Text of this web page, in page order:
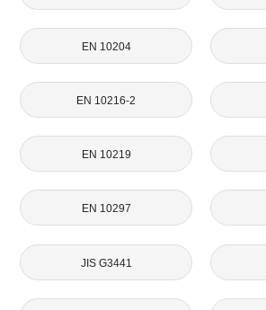
EN 10204
EN 10216-2
EN 10219
EN 10297
JIS G3441